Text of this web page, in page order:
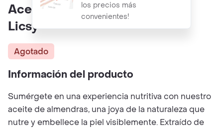
los precios más
convenientes!
Aceite De Almendras X 60 Ml
Licsy
Agotado
Información del producto
Sumérgete en una experiencia nutritiva con nuestro
aceite de almendras, una joya de la naturaleza que
nutre y embellece la piel visiblemente. Extraído de